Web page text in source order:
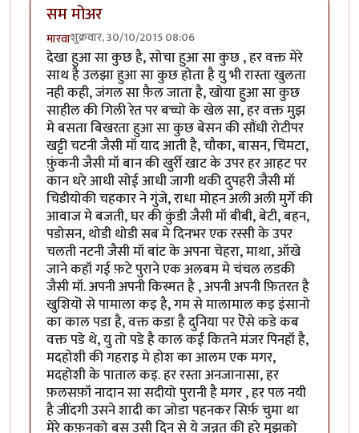
सम मोअर
मारवाशुक्रवार, 30/10/2015 08:06
देखा हुआ सा कुछ है, सोचा हुआ सा कुछ , हर वक्त मेरे
साथ है उलझा हुआ सा कुछ होता है यु भी रास्ता खुलता
नही कही, जंगल सा फ़ैल जाता है, खोया हुआ सा कुछ
साहील की गिली रेत पर बच्चो के खेल सा, हर वक्त मुझ
मे बसता बिखरता हुआ सा कुछ बेसन की सौंधी रोटीपर
खट्टी चटनी जैसी मॉ याद आती है, चौका, बासन, चिमटा,
फ़ुंकनी जैसी मॉ बान की खुर्री खाट के उपर हर आहट पर
कान धरे आधी सोई आधी जागी थकी दुपहरी जैसी मॉ
चिडीयोकी चहकार ने गुंजे, राधा मोहन अली अली मुर्गे की
आवाज मे बजती, घर की कुंडी जैसी मॉ बीबी, बेटी, बहन,
पडोसन, थोडी थोडी सब मे दिनभर एक रस्सी के उपर
चलती नटनी जैसी मॉ बांट के अपना चेहरा, माथा, ऑखे
जाने कहॉ गई फ़टे पुराने एक अलबम मे चंचल लडकी
जैसी मॉ. अपनी अपनी किस्मत है , अपनी अपनी फ़ितरत है
खुशियॊ से पामाला कइ है, गम से मालामाल कइ इंसानो
का काल पडा है, वक्त कडा है दुनिया पर ऎसे कडे कब
वक्त पडे थे, यु तो पडे है काल कई कितने मंजर पिनहॉ है,
मदहोशी की गहराइ मे होश का आलम एक मगर,
मदहोशी के पाताल कइ. हर रस्ता अनजानासा, हर
फ़लसफ़ॉ नादान सा सदीयो पुरानी है मगर , हर पल नयी
है जींदगी उसने शादी का जोडा पहनकर सिर्फ़ चुमा था
मेरे कफ़नको बस उसी दिन से ये जन्नत की हुरे मुझको